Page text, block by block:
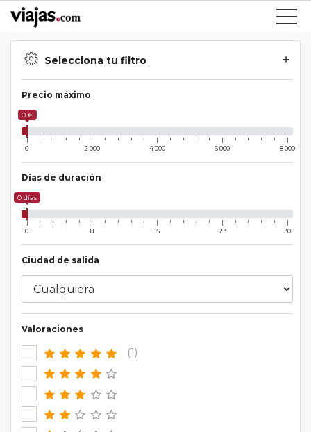
Selecciona tu filtro
Precio máximo
0 €
0 2 000 4 000 6 000 8 000
Días de duración
0 días
0 8 15 23 30
Ciudad de salida
Valoraciones
(1)